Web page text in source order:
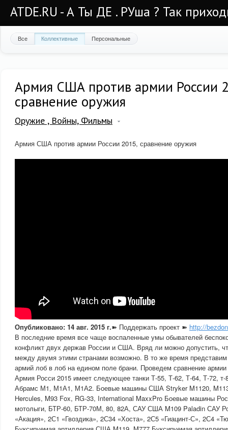
ATDE.RU - А Ты ДЕ . РУша ? Так
Все Коллективные Персональные
Армия США против армии России
сравнение оружия
Оружие , Войны, Фильмы
Армия США против армии России 2015, сравнение оружия
Опубликовано: 14 авг. 2015 г.➽ Поддержать проект ➽ http://
В последние время все чаще воспаленные умы обывателей
конфликт двух держав России и США. Вряд ли можно допустить,
между двумя этими странами возможно. В то же время представим
армий лоб в лоб на едином поле брани. Проведем сравнение
Армия Росси 2015 имеет следующее танки Т-55, Т-62, Т-64, Т-72,
Абрамс М1, М1А1, М1А2. Боевые машины США Stryker M1120, M113
Hercules, M93 Fox, RG-33, International MaxxPro Боевые машины
мотолыги, БТР-60, БТР-70М, 80, 82А, САУ США M109 Paladin САУ
«Акация», 2С1 «Гвоздика», 2С34 «Хоста», 2С5 «Гиацинт-С», 2С4